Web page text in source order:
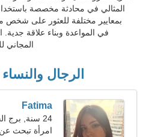
المثالي في محادثة مخصصة
بمعايير مختلفة للعثور على شخص
المجاني
الرجال
Fatima
24 سنة, برج الحمل
امرأة تبحث عن